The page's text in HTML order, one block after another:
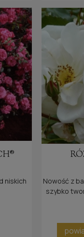
niskich
Nowość z
szybko